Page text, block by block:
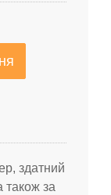
здатний
також за